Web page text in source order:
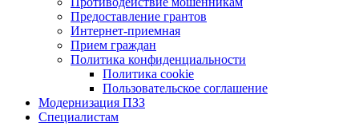
Предоставление грантов
Интернет-приемная
Прием граждан
Политика конфиденциальности
Политика cookie
Пользовательское соглашение
Модернизация ПЗЗ
Специалистам